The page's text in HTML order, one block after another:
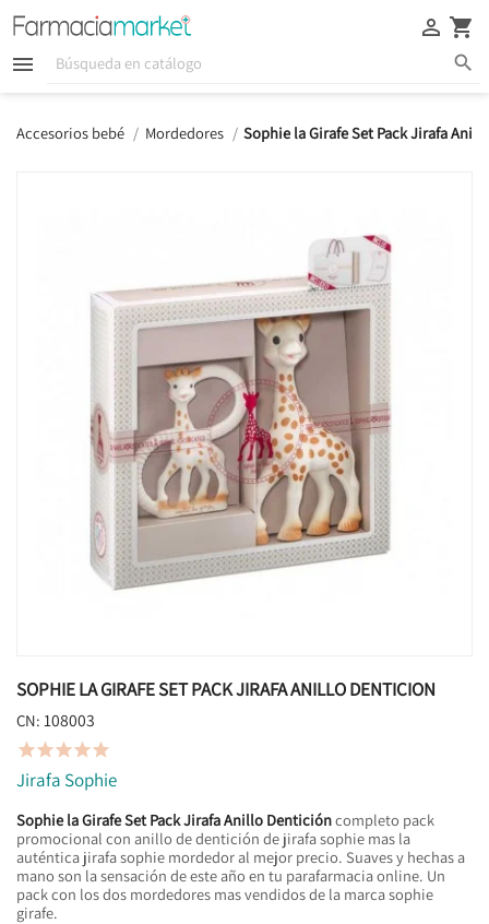
  
 
Accesorios bebé Mordedores Sophie la Girafe Set Pack Jirafa
SOPHIE LA GIRAFE SET PACK JIRAFA ANILLO DENTICION
CN: 108003

Jirafa Sophie
Sophie la Girafe Set Pack Jirafa Anillo Denticióncompleto pack
promocional con anillo de dentición de jirafa sophie mas la
auténtica jirafa sophie mordedor al mejor precio. Suaves y hechas a
mano son la sensación de este año en tu parafarmacia online. Un
pack con los dos mordedores mas vendidos de la marca sophie
girafe.